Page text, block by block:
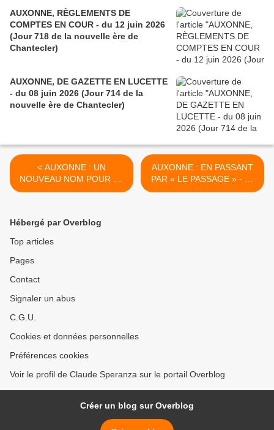
AUXONNE, RÈGLEMENTS DE
COMPTES EN COUR - du 12 juin 2026
(Jour 718 de la nouvelle ère de
Chantecler)
AUXONNE, DE GAZETTE EN LUCETTE
- du 08 juin 2026 (Jour 714 de la
nouvelle ère de Chantecler)
< AUXONNE : UN
NOUVEAU NOM POUR LA
MÉDIATHÈQUE (4) - du 17
Chantecler)
AUXONNE : EN PASSANT
PAR « LE PASSAGE » - du
22 octobre 2025 (Jour 485
Hébergé par Overblog
Top articles
Pages
Contact
Signaler un abus
C.G.U.
Cookies et données personnelles
Préférences cookies
Voir le profil de Claude Speranza sur le portail Overblog
Créer un blog sur Overblog